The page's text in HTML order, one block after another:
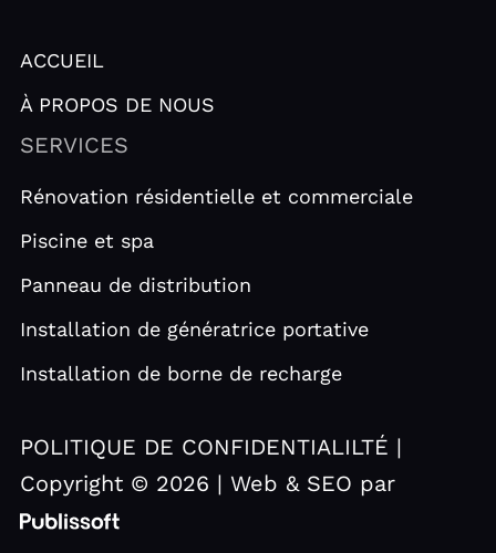
ACCUEIL
À PROPOS DE NOUS
SERVICES
Rénovation résidentielle et commerciale
Piscine et spa
Panneau de distribution
Installation de génératrice portative
Installation de borne de recharge
POLITIQUE DE CONFIDENTIALILTÉ |
Copyright © 2026 | Web & SEO par